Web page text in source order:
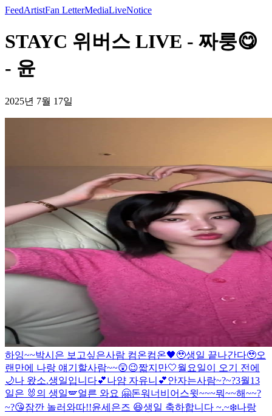
FeedArtistFan LetterMediaLiveNotice
STAYC 위버스 LIVE - 짜룽😋
- 윤
2025년 7월 17일
하잉~~박시은 보고싶은사람 컴온컴온🖤🥹생일 끝나간다🥹오
랜만에 나랑 얘기할사람~~😲😉짧지만🤍월요일이 오기 전에
🌙나 왔소.생일입니다💕나얌 자유니💕안자는사람~?~?3월13
일은 🐰의 생일🪽얼른 와요 🤗돈워너비어 스윗~~~뭐~~해~~?
~?😘잠깐 놀러와따!!윤세은즈 😆생일 축하합니다 ~.~❄️나랑